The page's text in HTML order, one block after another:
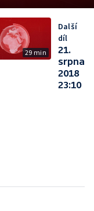
29 min
Další
díl
21.
srpna
2018
23:10